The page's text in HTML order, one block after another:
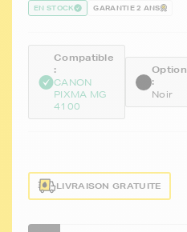
EN STOCK GARANTIE 2 ANS
Compatible
:
CANON
PIXMA MG
4100
Option
:
Noir
LIVRAISON GRATUITE